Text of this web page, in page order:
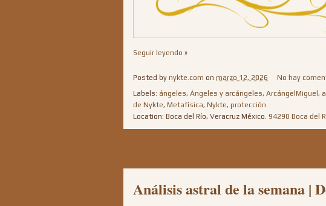
Seguir leyendo »
Posted by nykte.com on marzo 12, 2026
No hay
Labels: ángeles, Ángeles y arcángeles, ArcángelMiguel,
de Nykte, Metafísica, Nykte, protección
Location: Boca del Río, Veracruz México. 94290 Boca del
Análisis astral de la semana |